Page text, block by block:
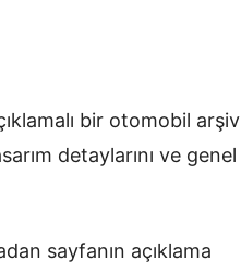
bir otomobil arşiv
detaylarını ve genel
sayfanın açıklama